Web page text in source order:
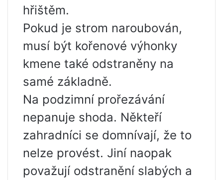
hřištěm.
Pokud je strom naroubován,
musí být kořenové výhonky
kmene také odstraněny na
samé základně.
Na podzimní prořezávání
nepanuje shoda. Někteří
zahradníci se domnívají, že to
nelze provést. Jiní naopak
považují odstranění slabých a